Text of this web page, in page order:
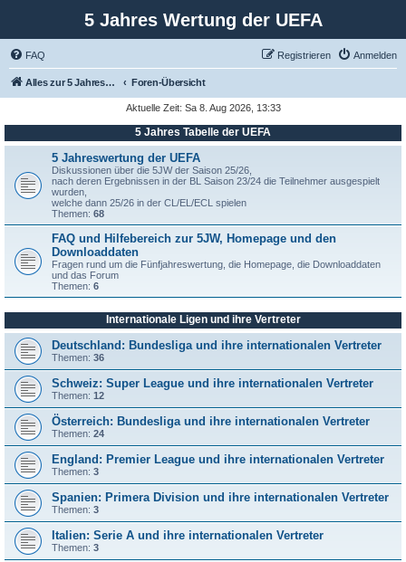
5 Jahres Wertung der UEFA
FAQ Anmelden
Registrieren
Alles zur 5 Jahreswertung / Tabelle der UEFA mit vielen Statistiken. Foren-Übersicht
Aktuelle Zeit: Sa 8. Aug 2026, 13:33
5 Jahres Tabelle der UEFA
5 Jahreswertung der UEFA
Diskussionen über die 5JW der Saison 25/26,
nach deren Ergebnissen in der BL Saison 23/24 die Teilnehmer ausgespielt
wurden,
welche dann 25/26 in der CL/EL/ECL spielen
Themen: 68
FAQ und Hilfebereich zur 5JW, Homepage und den
Downloaddaten
Fragen rund um die Fünfjahreswertung, die Homepage, die Downloaddaten
und das Forum
Themen: 6
Internationale Ligen und ihre Vertreter
Deutschland: Bundesliga und ihre internationalen Vertreter
Themen: 36
Schweiz: Super League und ihre internationalen Vertreter
Themen: 12
Österreich: Bundesliga und ihre internationalen Vertreter
Themen: 24
England: Premier League und ihre internationalen Vertreter
Themen: 3
Spanien: Primera Division und ihre internationalen Vertreter
Themen: 3
Italien: Serie A und ihre internationalen Vertreter
Themen: 3